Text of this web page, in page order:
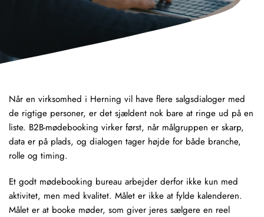
Når en virksomhed i Herning vil have flere salgsdialoger med
de rigtige personer, er det sjældent nok bare at ringe ud på en
liste. B2B-mødebooking virker først, når målgruppen er skarp,
data er på plads, og dialogen tager højde for både branche,
rolle og timing.
Et godt mødebooking bureau arbejder derfor ikke kun med
aktivitet, men med kvalitet. Målet er ikke at fylde kalenderen.
Målet er at booke møder, som giver jeres sælgere en reel